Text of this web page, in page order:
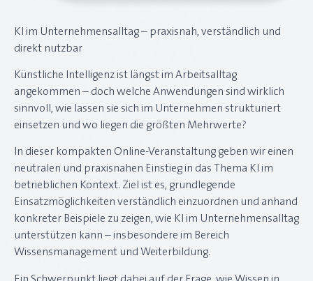
KI im Unternehmensalltag – praxisnah, verständlich und
direkt nutzbar
Künstliche Intelligenz ist längst im Arbeitsalltag
angekommen – doch welche Anwendungen sind wirklich
sinnvoll, wie lassen sie sich im Unternehmen strukturiert
einsetzen und wo liegen die größten Mehrwerte?
In dieser kompakten Online-Veranstaltung geben wir einen
neutralen und praxisnahen Einstieg in das Thema KI im
betrieblichen Kontext. Ziel ist es, grundlegende
Einsatzmöglichkeiten verständlich einzuordnen und anhand
konkreter Beispiele zu zeigen, wie KI im Unternehmensalltag
unterstützen kann – insbesondere im Bereich
Wissensmanagement und Weiterbildung.